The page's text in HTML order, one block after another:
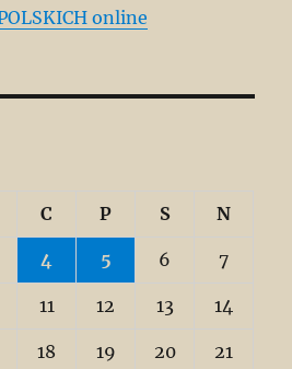
online
C P S N
4 5 6 7
11 12 13 14
18 19 20 21